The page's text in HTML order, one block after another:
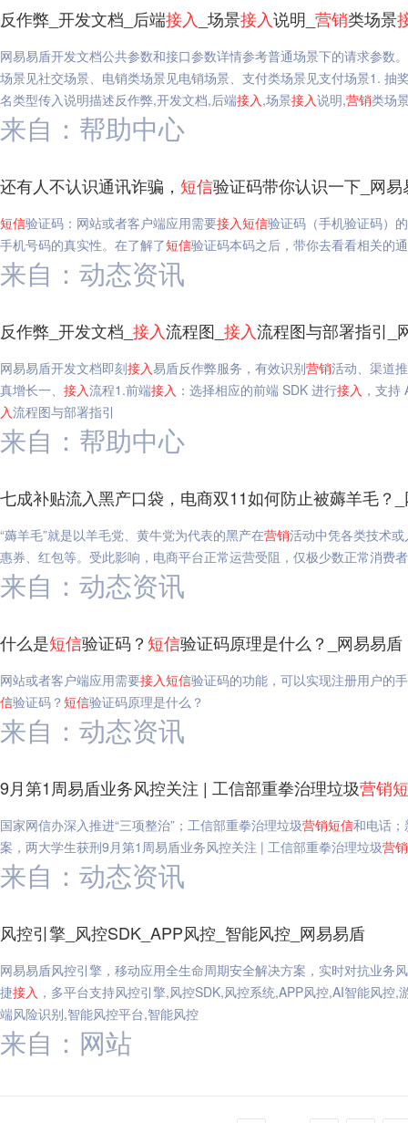
反作弊_开发文档_后端接入 _场景接入说明_ 营销类场景
网易易盾开发文档公共参数和接口参数详情参考普通场景下的请求参
场景见社交场景、电销类场景见电销场景、支付类场景见支付场景1.
名类型传入说明描述反作弊,开发文档,后端接入,场景接入说明,营销类场
来自：帮助中心
还有人不认识通讯诈骗， 短信验证码带你认识一下_网易
短信验证码：网站或者客户端应用需要接入短信验证码（手机验证码）
手机号码的真实性。在了解了短信验证码本码之后，带你去看看相关的
来自：动态资讯
反作弊_开发文档_ 接入流程图_ 接入流程图与部署指引_
网易易盾开发文档即刻接入易盾反作弊服务，有效识别营销活动、渠道
真增长一、 接入流程1.前端接入 ：选择相应的前端 SDK 进行接入 ，支
入流程图与部署指引
来自：帮助中心
七成补贴流入黑产口袋，电商双11如何防止被薅羊毛？
“薅羊毛”就是以羊毛党、黄牛党为代表的黑产在营销活动中凭各类技术
惠券、红包等。受此影响，电商平台正常运营受阻，仅极少数正常消费
来自：动态资讯
什么是短信验证码？短信验证码原理是什么？_网易易盾
网站或者客户端应用需要接入短信验证码的功能，可以实现注册用户的
信验证码？ 短信验证码原理是什么？
来自：动态资讯
9月第1周易盾业务风控关注 | 工信部重拳治理垃圾营销
国家网信办深入推进“三项整治”；工信部重拳治理垃圾营销短信和电话；
案，两大学生获刑9月第1周易盾业务风控关注 | 工信部重拳治理垃圾营销
来自：动态资讯
风控引擎_风控SDK_APP风控_智能风控_网易易盾
网易易盾风控引擎，移动应用全生命周期安全解决方案，实时对抗业务
捷接入 ，多平台支持风控引擎,风控SDK,风控系统,APP风控,AI智能风
端风险识别,智能风控平台,智能风控
来自：网站